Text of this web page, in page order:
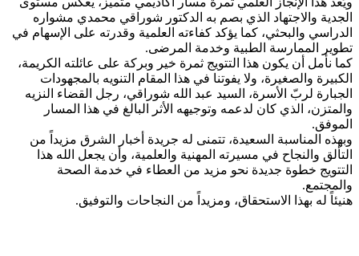
الجدية والاجتهاد الذي بصم به الدكتور شوراقي محمدي مشواره
الدراسي والبحثي، كما يؤكد كفاءته العلمية وقدرته على الإسهام في
تطوير الممارسة الطبية وخدمة المرضى.
كما نأمل أن يكون هذا التتويج ثمرة خير وبركة على عائلته الكريمة،
الكبيرة والصغيرة، ولا يفوتنا في هذا المقام التنويه بالمجهودات
الجبارة لربّ الأسرة، السيد عبد الله شوراقي، رجل القضاء النزيه
والمتزن، الذي كان لدعمه وتوجيهه الأثر البالغ في هذا المسار
الموفق.
وبهذه المناسبة السعيدة، تتمنى له جريدة أخبار الشرق مزيداً من
التألق والنجاح في مسيرته المهنية والعلمية، وأن يجعل الله هذا
التتويج خطوة جديدة نحو مزيد من العطاء في خدمة الصحة
والمجتمع.
هنيئاً له بهذا الاستحقاق، ومزيداً من النجاحات والتوفيق.